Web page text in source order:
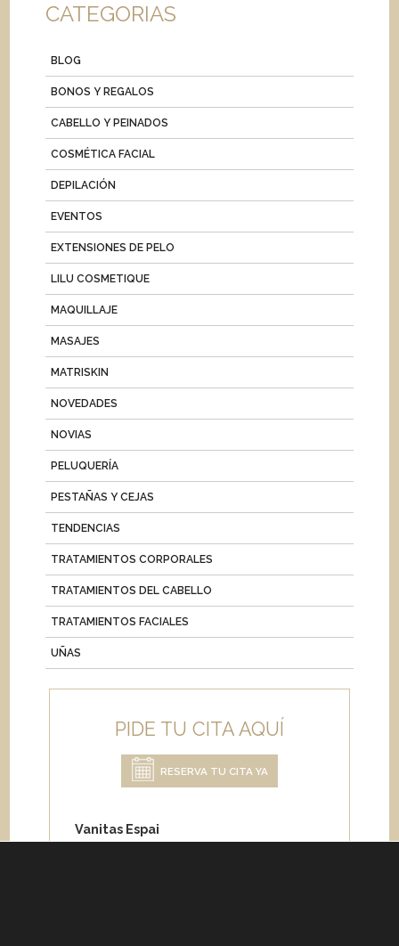
CATEGORIAS
BLOG
BONOS Y REGALOS
CABELLO Y PEINADOS
COSMÉTICA FACIAL
DEPILACIÓN
EVENTOS
EXTENSIONES DE PELO
LILU COSMETIQUE
MAQUILLAJE
MASAJES
MATRISKIN
NOVEDADES
NOVIAS
PELUQUERÍA
PESTAÑAS Y CEJAS
TENDENCIAS
TRATAMIENTOS CORPORALES
TRATAMIENTOS DEL CABELLO
TRATAMIENTOS FACIALES
UÑAS
PIDE TU CITA AQUÍ
RESERVA TU CITA YA
Vanitas Espai
Carrer de Paris 204